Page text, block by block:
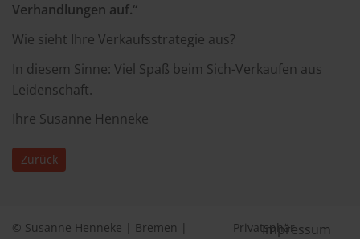
Verhandlungen auf.“
Wie sieht Ihre Verkaufsstrategie aus?
In diesem Sinne: Viel Spaß beim Sich-Verkaufen aus
Leidenschaft.
Ihre Susanne Henneke
Zurück
© Susanne Henneke | Bremen |
Privatsphäre
Impressum